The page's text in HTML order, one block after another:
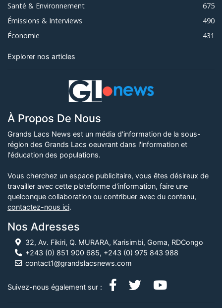
Santé & Environnement
675
Émissions & Interviews
490
Économie
431
Explorer nos articles
À Propos De Nous
Grands Lacs News est un média d'information de la sous-
région des Grands Lacs oeuvrant dans l'information et
l'éducation des populations.
Vous cherchez un espace publicitaire, vous êtes désireux de
travailler avec cette plateforme d'information, faire une
quelconque collaboration ou contribuer avec du contenu,
contactez-nous ici.
Nos Adresses
32, Av. Fikiri, Q. MURARA, Karisimbi, Goma, RDCongo
+243 (0) 851 900 685, +243 (0) 975 843 988
contact1@grandslacsnews.com
Suivez-nous également sur :